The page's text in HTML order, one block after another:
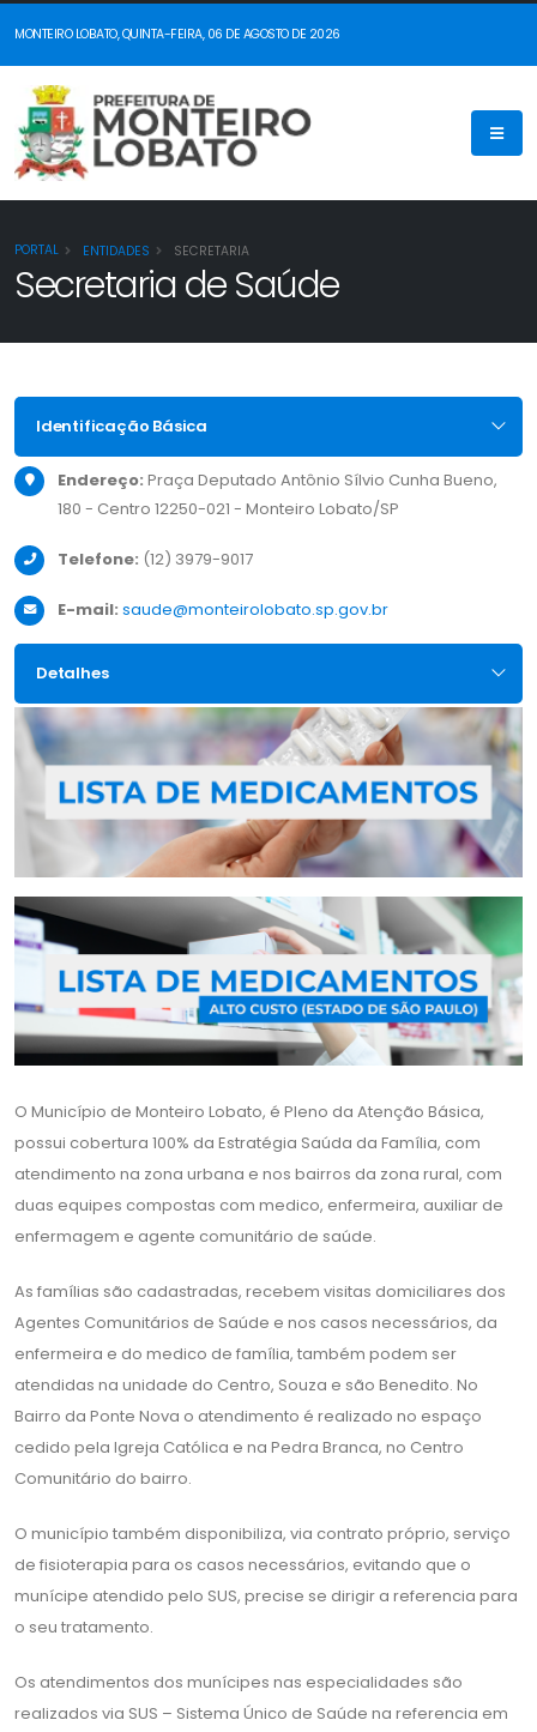
MONTEIRO LOBATO, QUINTA-FEIRA, 06 DE AGOSTO DE 2026
PORTAL ENTIDADES SECRETARIA
Secretaria de Saúde
Identificação Básica
Endereço: Praça Deputado Antônio Sílvio Cunha Bueno,
180 - Centro 12250-021 - Monteiro Lobato/SP
Telefone: (12) 3979-9017
E-mail: saude@monteirolobato.sp.gov.br
Detalhes
O Município de Monteiro Lobato, é Pleno da Atenção Básica,
possui cobertura 100% da Estratégia Saúda da Família, com
atendimento na zona urbana e nos bairros da zona rural, com
duas equipes compostas com medico, enfermeira, auxiliar de
enfermagem e agente comunitário de saúde.
As famílias são cadastradas, recebem visitas domiciliares dos
Agentes Comunitários de Saúde e nos casos necessários, da
enfermeira e do medico de família, também podem ser
atendidas na unidade do Centro, Souza e são Benedito. No
Bairro da Ponte Nova o atendimento é realizado no espaço
cedido pela Igreja Católica e na Pedra Branca, no Centro
Comunitário do bairro.
O município também disponibiliza, via contrato próprio, serviço
de fisioterapia para os casos necessários, evitando que o
munícipe atendido pelo SUS, precise se dirigir a referencia para
o seu tratamento.
Os atendimentos dos munícipes nas especialidades são
realizados via SUS – Sistema Único de Saúde na referencia em